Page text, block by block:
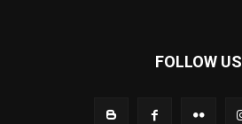
FOLLOW US